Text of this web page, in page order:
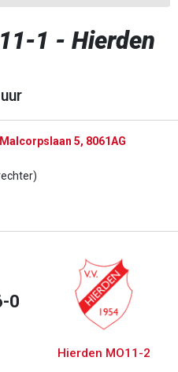
1 - Hierden
5, 8061AG
0
Hierden MO11-2